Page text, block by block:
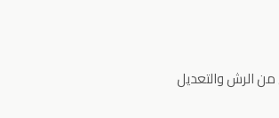
الرش والتعديل